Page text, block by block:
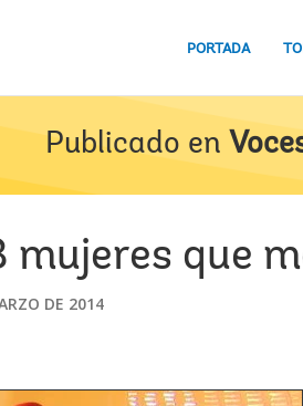
PORTADA
Publicado en
mujeres que
DE 2014